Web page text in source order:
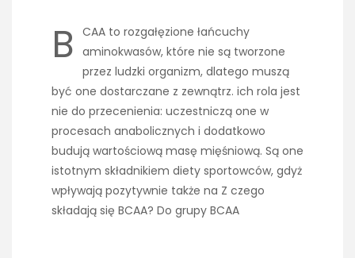
B CAA to rozgałęzione łańcuchy
aminokwasów, które nie są tworzone
przez ludzki organizm, dlatego muszą
być one dostarczane z zewnątrz. ich rola jest
nie do przecenienia: uczestniczą one w
procesach anabolicznych i dodatkowo
budują wartościową masę mięśniową. Są one
istotnym składnikiem diety sportowców, gdyż
wpływają pozytywnie także na Z czego
składają się BCAA? Do grupy BCAA